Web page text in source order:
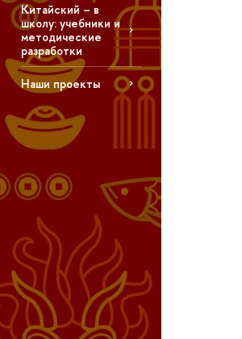
Китайский – в
школу: учебники и
методические
разработки
Наши проекты